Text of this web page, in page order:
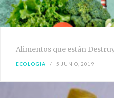
Alimentos que están
ECOLOGIA 5 JUNIO, 2019